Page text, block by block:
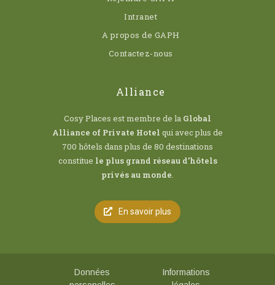
Intranet
A propos de GAPH
Contactez-nous
Alliance
Cosy Places est membre de la Global
Alliance of Private Hotel qui avec plus de
700 hôtels dans plus de 80 destinations
constitue le plus grand réseau d’hôtels
privés au monde.
En savoir plus
Données
Informations